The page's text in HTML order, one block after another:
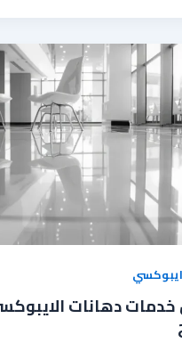
دهانات